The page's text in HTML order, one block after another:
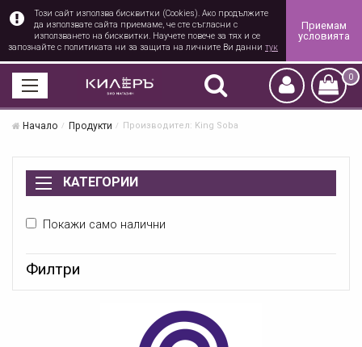
Този сайт използва бисквитки (Cookies). Ако продължите
да използвате сайта приемаме, че сте съгласни с
използването на бисквитки. Научете повече за тях и се
запознайте с политиката ни за защита на личните Ви данни тук
Приемам
условията
0
Начало Продукти Производител: King Soba
КАТЕГОРИИ
Покажи само налични
Филтри